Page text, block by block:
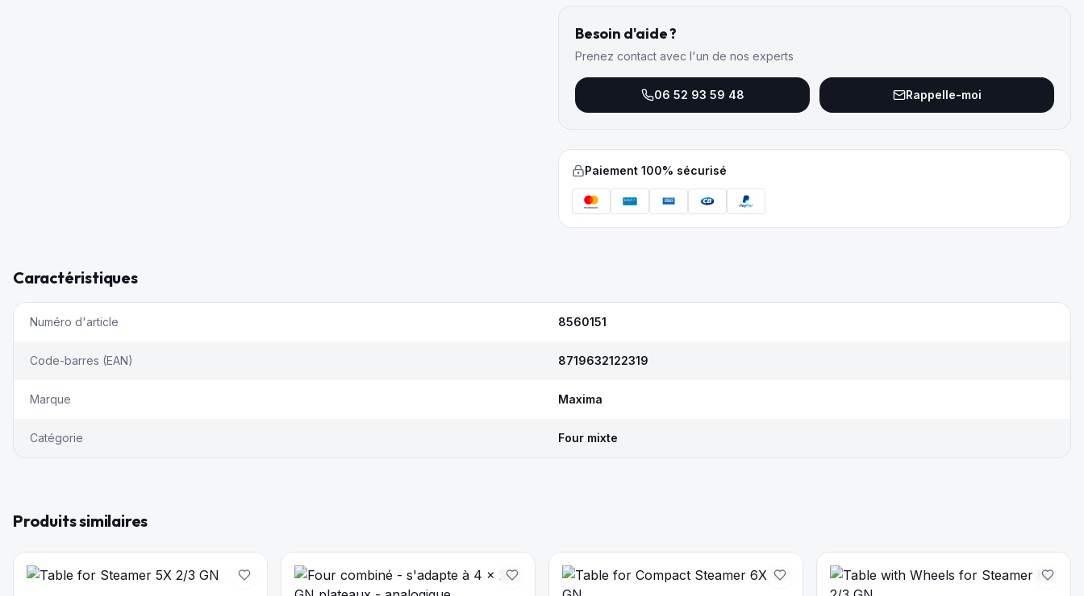
Besoin d'aide ?
Prenez contact avec l'un de nos experts
06 52 93 59 48 Rappelle-moi
Paiement 100% sécurisé
Caractéristiques
Numéro d'article 8560151
Code-barres (EAN) 8719632122319
Marque Maxima
Catégorie Four mixte
Produits similaires